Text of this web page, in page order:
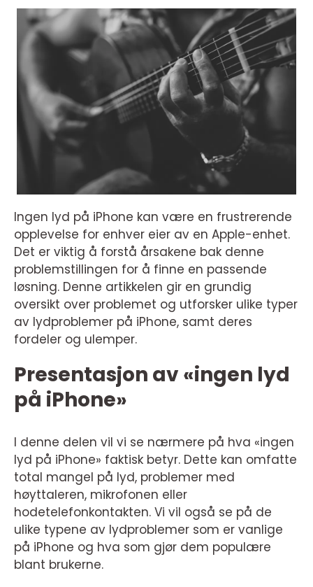
Ingen lyd på iPhone kan være en frustrerende
opplevelse for enhver eier av en Apple-enhet.
Det er viktig å forstå årsakene bak denne
problemstillingen for å finne en passende
løsning. Denne artikkelen gir en grundig
oversikt over problemet og utforsker ulike typer
av lydproblemer på iPhone, samt deres
fordeler og ulemper.
Presentasjon av «ingen lyd
på iPhone»
I denne delen vil vi se nærmere på hva «ingen
lyd på iPhone» faktisk betyr. Dette kan omfatte
total mangel på lyd, problemer med
høyttaleren, mikrofonen eller
hodetelefonkontakten. Vi vil også se på de
ulike typene av lydproblemer som er vanlige
på iPhone og hva som gjør dem populære
blant brukerne.